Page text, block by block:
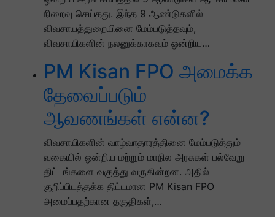
நிறைவு செய்தது. இந்த 9 ஆண்டுகளில்
விவசாயத்துறையினை மேம்படுத்தவும்,
விவசாயிகளின் நலனுக்காகவும் ஒன்றிய…
PM Kisan FPO அமைக்க
தேவைப்படும்
ஆவணங்கள் என்ன?
விவசாயிகளின் வாழ்வாதாரத்தினை மேம்படுத்தும்
வகையில் ஒன்றிய மற்றும் மாநில அரசுகள் பல்வேறு
திட்டங்களை வகுத்து வருகின்றன. அதில்
குறிப்பிடத்தக்க திட்டமான PM Kisan FPO
அமைப்பதற்கான தகுதிகள்,…